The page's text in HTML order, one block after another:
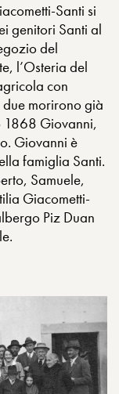
Santi si
genitori Santi al
del
l’Osteria del
con
morirono già
1868 Giovanni,
Giovanni è
famiglia Santi.
Samuele,
Giacometti-
Piz Duan